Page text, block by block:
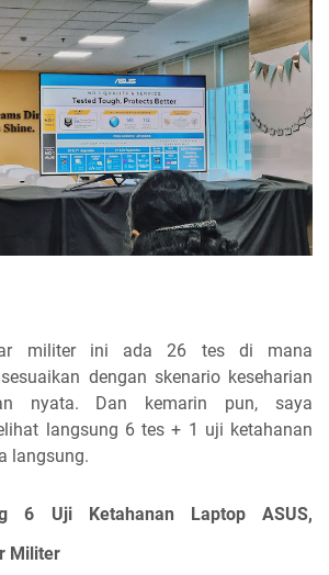
militer ini ada 26 tes di mana
dengan skenario keseharian
nyata. Dan kemarin pun, saya
langsung 6 tes + 1 uji ketahanan
langsung.
6 Uji Ketahanan Laptop ASUS,
Militer